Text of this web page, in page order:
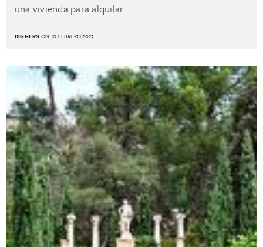
una vivienda para alquilar.
BIGGERS ON 10 FEBRERO 2023